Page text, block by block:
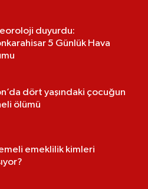
duyurdu:
5 Günlük Hava
dört yaşındaki çocuğun
ölümü
emeklilik kimleri